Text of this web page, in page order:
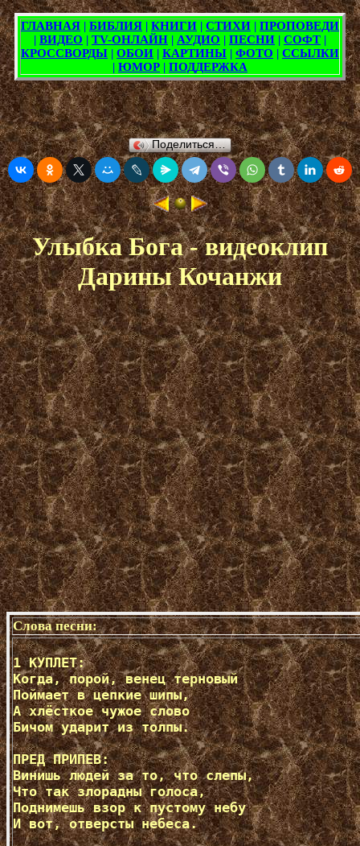
Поделиться…
Улыбка Бога - видеоклип
Дарины Кочанжи
Слова песни:
1 КУПЛЕТ:
Когда, порой, венец терновый
Поймает в цепкие шипы,
А хлёсткое чужое слово
Бичом ударит из толпы.
ПРЕД ПРИПЕВ:
Винишь людей за то, что слепы,
Что так злорадны голоса,
Поднимешь взор к пустому небу
И вот, отверсты небеса.